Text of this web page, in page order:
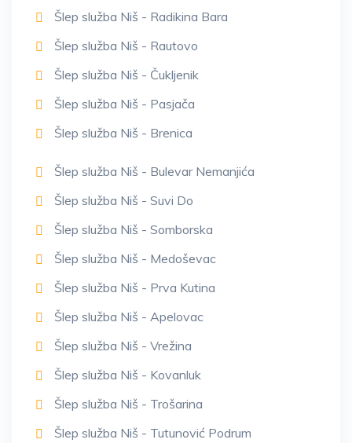
Šlep služba Niš - Radikina Bara
Šlep služba Niš - Rautovo
Šlep služba Niš - Čukljenik
Šlep služba Niš - Pasjača
Šlep služba Niš - Brenica
Šlep služba Niš - Bulevar Nemanjića
Šlep služba Niš - Suvi Do
Šlep služba Niš - Somborska
Šlep služba Niš - Medoševac
Šlep služba Niš - Prva Kutina
Šlep služba Niš - Apelovac
Šlep služba Niš - Vrežina
Šlep služba Niš - Kovanluk
Šlep služba Niš - Trošarina
Šlep služba Niš - Tutunović Podrum